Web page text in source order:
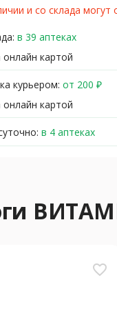
и со склада могут
в 39 аптеках
картой
курьером: от 200 ₽
картой
в 4 аптеках
favorite_border